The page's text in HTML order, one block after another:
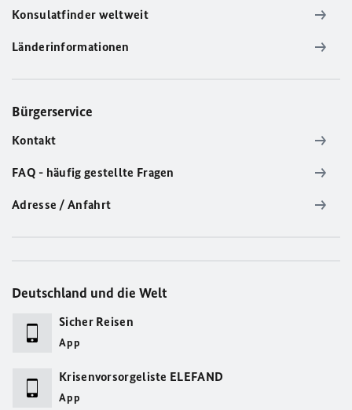
Konsulatfinder weltweit
Länderinformationen
Bürgerservice
Kontakt
FAQ - häufig gestellte Fragen
Adresse / Anfahrt
Deutschland und die Welt
Sicher Reisen
App
Krisenvorsorgeliste ELEFAND
App